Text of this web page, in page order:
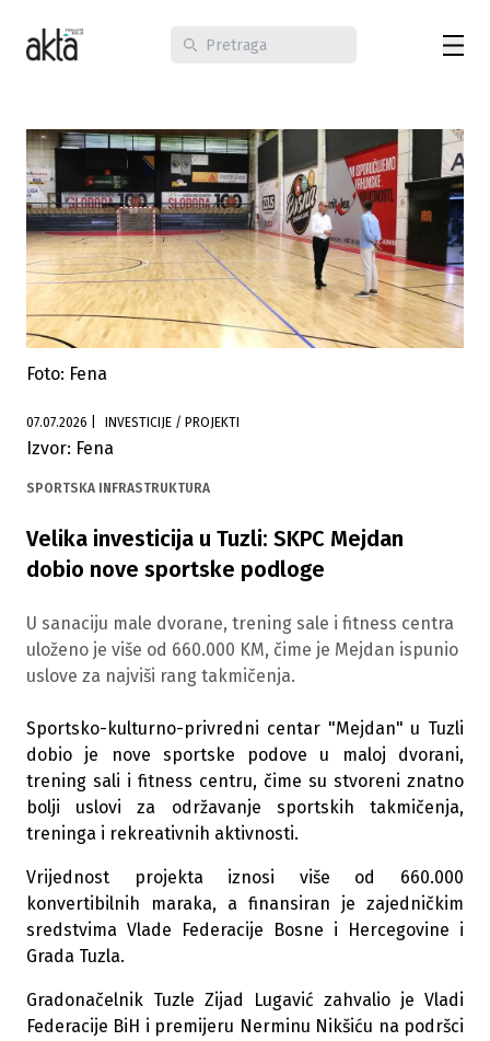
Foto: Fena
07.07.2026 INVESTICIJE / PROJEKTI
Izvor: Fena
SPORTSKA INFRASTRUKTURA
Velika investicija u Tuzli: SKPC Mejdan
dobio nove sportske podloge
U sanaciju male dvorane, trening sale i fitness centra
uloženo je više od 660.000 KM, čime je Mejdan ispunio
uslove za najviši rang takmičenja.
Sportsko-kulturno-privredni centar "Mejdan" u Tuzli
dobio je nove sportske podove u maloj dvorani,
trening sali i fitness centru, čime su stvoreni znatno
bolji uslovi za održavanje sportskih takmičenja,
treninga i rekreativnih aktivnosti.
Vrijednost projekta iznosi više od 660.000
konvertibilnih maraka, a finansiran je zajedničkim
sredstvima Vlade Federacije Bosne i Hercegovine i
Grada Tuzla.
Gradonačelnik Tuzle Zijad Lugavić zahvalio je Vladi
Federacije BiH i premijeru Nerminu Nikšiću na podršci